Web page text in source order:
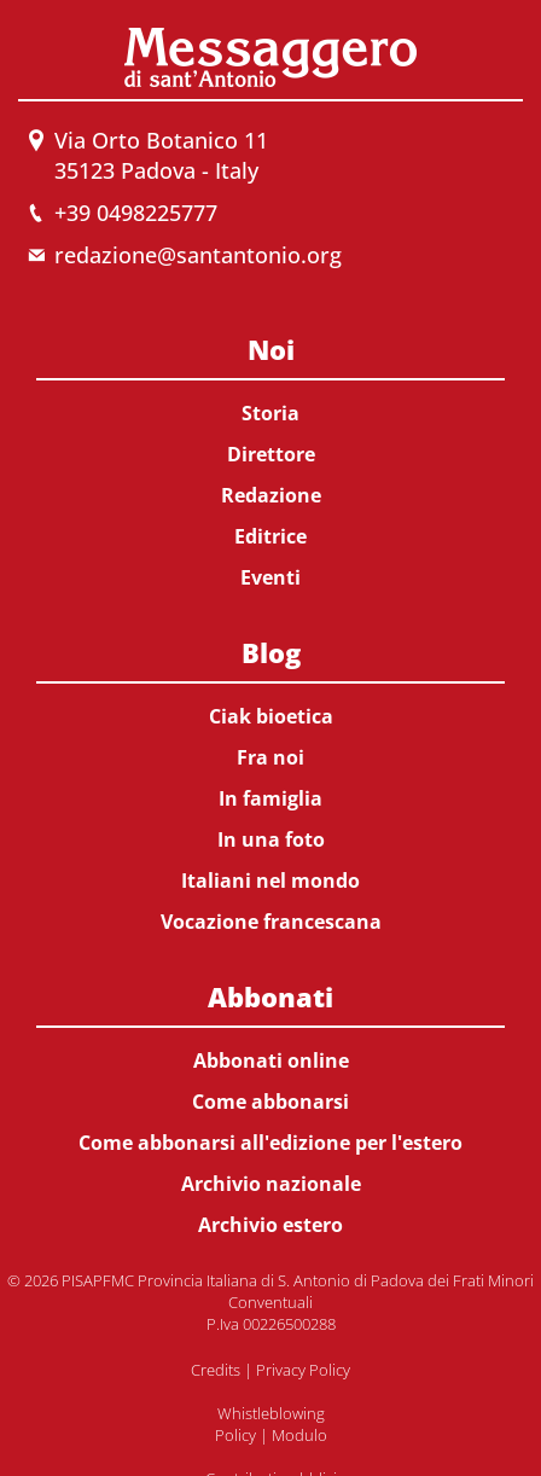
Via Orto Botanico 11
35123 Padova - Italy
+39 0498225777
redazione@santantonio.org
Noi
Storia
Direttore
Redazione
Editrice
Eventi
Blog
Ciak bioetica
Fra noi
In famiglia
In una foto
Italiani nel mondo
Vocazione francescana
Abbonati
Abbonati online
Come abbonarsi
Come abbonarsi all'edizione per l'estero
Archivio nazionale
Archivio estero
© 2026 PISAPFMC Provincia Italiana di S. Antonio di Padova dei Frati Minori
Conventuali
P.Iva 00226500288
Credits | Privacy Policy
Whistleblowing
Policy| Modulo